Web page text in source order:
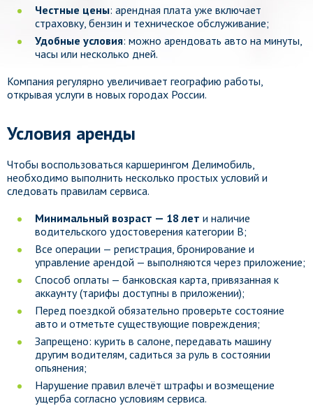
Честные цены: арендная плата уже включает
страховку, бензин и техническое обслуживание;
Удобные условия: можно арендовать авто на минуты,
часы или несколько дней.
Компания регулярно увеличивает географию работы,
открывая услуги в новых городах России.
Условия аренды
Чтобы воспользоваться каршерингом Делимобиль,
необходимо выполнить несколько простых условий и
следовать правилам сервиса.
Минимальный возраст — 18 лет и наличие
водительского удостоверения категории B;
Все операции — регистрация, бронирование и
управление арендой — выполняются через приложение;
Способ оплаты — банковская карта, привязанная к
аккаунту (тарифы доступны в приложении);
Перед поездкой обязательно проверьте состояние
авто и отметьте существующие повреждения;
Запрещено: курить в салоне, передавать машину
другим водителям, садиться за руль в состоянии
опьянения;
Нарушение правил влечёт штрафы и возмещение
ущерба согласно условиям сервиса.